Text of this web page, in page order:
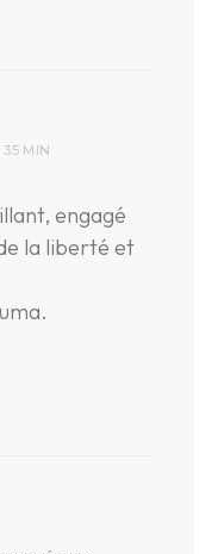
MIN
engagé
la liberté et